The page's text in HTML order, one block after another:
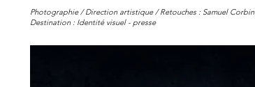
Photographie / Direction artistique / Retouches : Samuel Corbin
Destination : Identité visuel - presse